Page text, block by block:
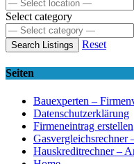
Select category
Search Listings Reset
Seiten
Bauexperten –
Datenschutzerklärung
Firmeneintrag erstellen
Gasvergleichsrechner
Hauskreditrechner –